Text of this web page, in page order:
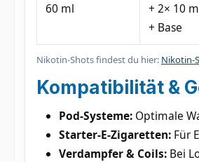
60 ml
+ 2× 10
+ Base
Nikotin-Shots findest du hier: Nikotin-
Kompatibilität &
Pod-Systeme: Optimale
Starter-E-Zigaretten: Für
Verdampfer & Coils: Bei